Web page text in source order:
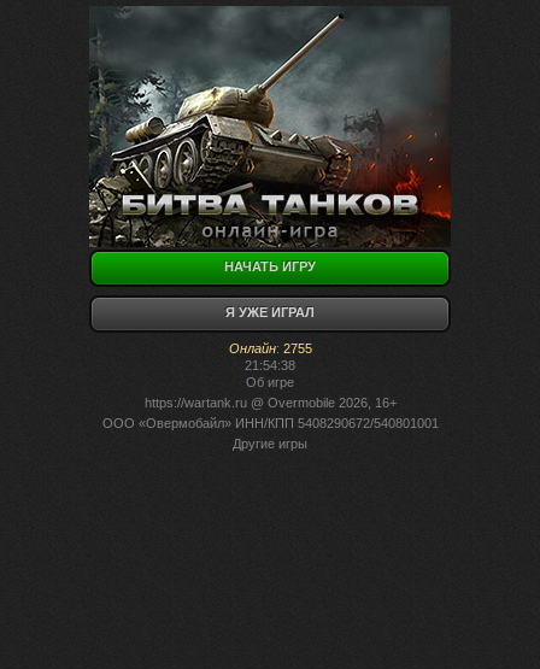
НАЧАТЬ ИГРУ
Я УЖЕ ИГРАЛ
Онлайн: 2755
21:54:38
Об игре
https://wartank.ru@ Overmobile 2026, 16+
ООО «Овермобайл» ИНН/КПП 5408290672/540801001
Другие игры